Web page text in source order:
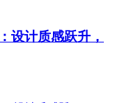
设计质感跃升，